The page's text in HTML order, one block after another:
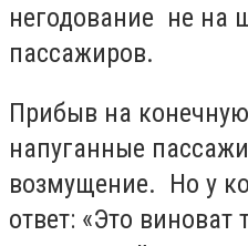
негодование не на
пассажиров.
Прибыв на
напуганные
возмущение. Но у
ответ: «Это